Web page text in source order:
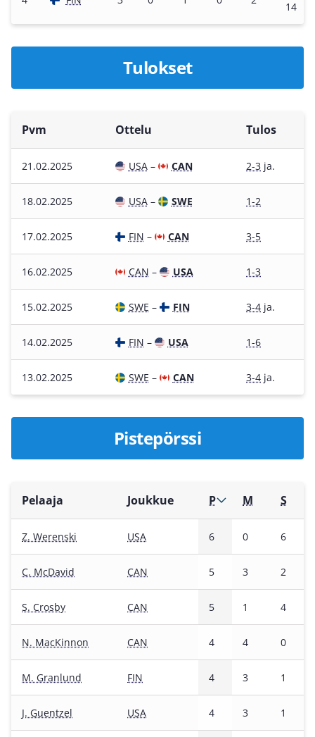
14
Tulokset
Pvm Ottelu Tulos
21.02.2025 USA– CAN 2-3 ja.
18.02.2025 USA– SWE 1-2
17.02.2025 FIN – CAN 3-5
16.02.2025 CAN – USA 1-3
15.02.2025 SWE – FIN 3-4 ja.
14.02.2025 FIN – USA 1-6
13.02.2025 SWE – CAN 3-4 ja.
Pistepörssi
Pelaaja Joukkue P M S
Z. Werenski USA 6 0 6
C. McDavid CAN 5 3 2
S. Crosby CAN 5 1 4
N. MacKinnon CAN 4 4 0
M. Granlund FIN 4 3 1
J. Guentzel USA 4 3 1